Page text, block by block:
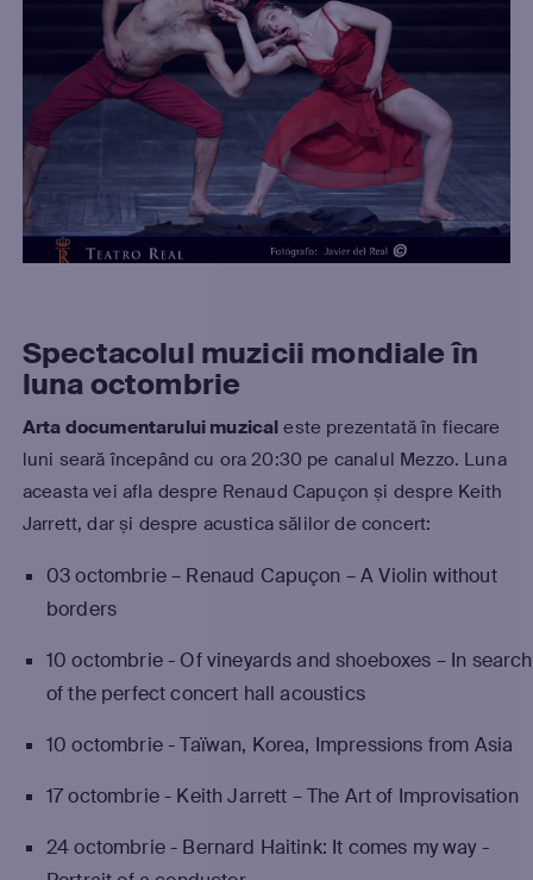
Spectacolul muzicii mondiale în
luna octombrie
Arta documentarului muzical este prezentată în fiecare
luni seară începând cu ora 20:30 pe canalul Mezzo. Luna
aceasta vei afla despre Renaud Capuçon și despre Keith
Jarrett, dar și despre acustica sălilor de concert:
03 octombrie – Renaud Capuçon – A Violin without
borders
10 octombrie - Of vineyards and shoeboxes – In search
of the perfect concert hall acoustics
10 octombrie - Taïwan, Korea, Impressions from Asia
17 octombrie - Keith Jarrett – The Art of Improvisation
24 octombrie - Bernard Haitink: It comes my way -